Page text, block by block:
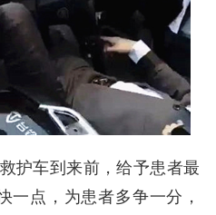
护车到来前，给予患者最
一点，为患者多争一分，